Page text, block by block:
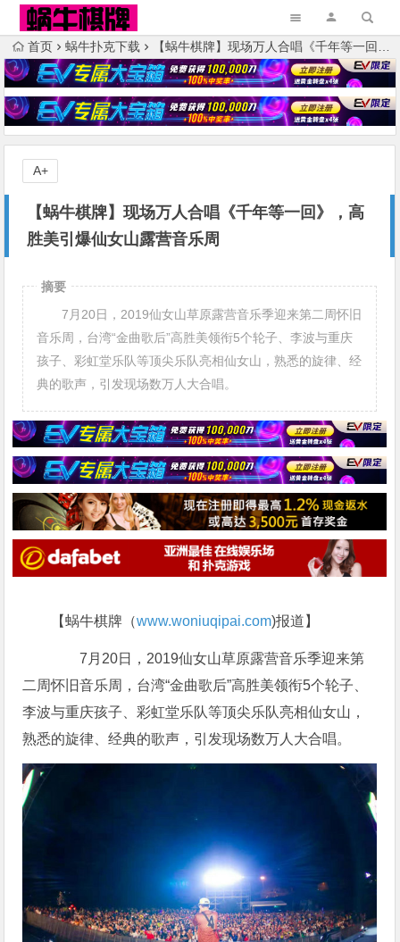
首页 蜗牛扑克下载 【蜗牛棋牌】现场万人合唱《千年等一回》，高胜美引爆仙女山露营音乐周
【蜗牛棋牌】现场万人合唱《千年等一回》，高
胜美引爆仙女山露营音乐周
A+
摘要
7月20日，2019仙女山草原露营音乐季迎来第二周怀旧
音乐周，台湾“金曲歌后”高胜美领衔5个轮子、李波与重庆
孩子、彩虹堂乐队等顶尖乐队亮相仙女山，熟悉的旋律、经
典的歌声，引发现场数万人大合唱。
【蜗牛棋牌（www.woniuqipai.com)报道】
7月20日，2019仙女山草原露营音乐季迎来第
二周怀旧音乐周，台湾“金曲歌后”高胜美领衔5个轮子、
李波与重庆孩子、彩虹堂乐队等顶尖乐队亮相仙女山，
熟悉的旋律、经典的歌声，引发现场数万人大合唱。